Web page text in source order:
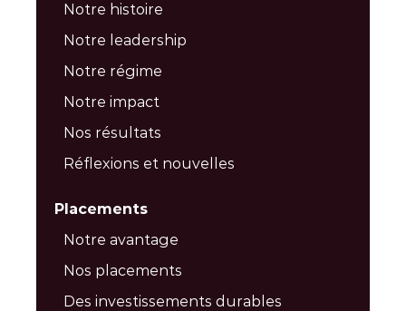
Notre histoire
Notre leadership
Notre régime
Notre impact
Nos résultats
Réflexions et nouvelles
Placements
Notre avantage
Nos placements
Des investissements durables